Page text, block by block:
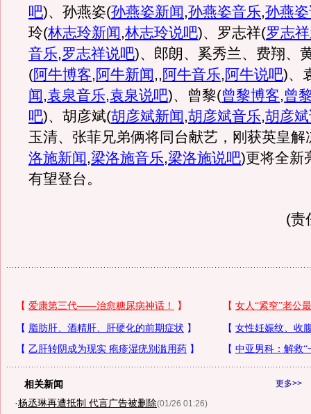
吧)、孙燕姿(孙燕姿新闻,孙燕姿音乐,孙燕
玲(林志玲新闻,林志玲说吧)、罗志祥(罗志
音乐,罗志祥说吧)、郎朗、奚秀兰、费翔、
(阿牛博客,阿牛新闻,,阿牛音乐,阿牛说吧)、
闻,袁泉音乐,袁泉说吧)、曾黎(曾黎博客,曾
吧)、胡彦斌(胡彦斌新闻,胡彦斌音乐,胡彦
玉清、张菲兄弟俩将同台献艺，刚获英皇解
洛施新闻,梁洛施音乐,梁洛施说吧)更将全新
有望登台。
(责
更多>>
相关新闻
·杨丞琳再遭抵制 代言广告被删除(01/26 01:26)